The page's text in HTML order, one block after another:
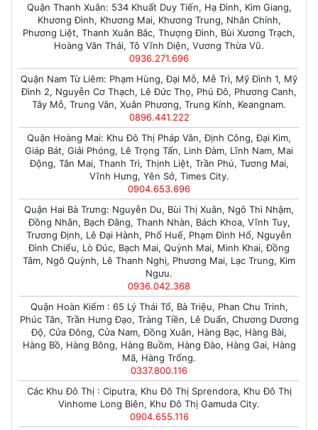
Quận Thanh Xuân: 534 Khuất Duy Tiến, Hạ Đình, Kim Giang,
Khương Đình, Khương Mai, Khương Trung, Nhân Chính,
Phương Liệt, Thanh Xuân Bắc, Thượng Đình, Bùi Xương Trạch,
Hoàng Văn Thái, Tô Vĩnh Diện, Vương Thừa Vũ.
0936.271.696
Quận Nam Từ Liêm: Phạm Hùng, Đại Mỗ, Mễ Trì, Mỹ Đình 1, Mỹ
Đình 2, Nguyễn Cơ Thạch, Lê Đức Thọ, Phú Đô, Phương Canh,
Tây Mỗ, Trung Văn, Xuân Phương, Trung Kính, Keangnam.
0896.441.222
Quận Hoàng Mai: Khu Đô Thị Pháp Vân, Định Công, Đại Kim,
Giáp Bát, Giải Phóng, Lê Trọng Tấn, Linh Đàm, Lĩnh Nam, Mai
Động, Tân Mai, Thanh Trì, Thịnh Liệt, Trần Phú, Tương Mai,
Vĩnh Hưng, Yên Sở, Times City.
0904.653.696
Quận Hai Bà Trưng: Nguyễn Du, Bùi Thị Xuân, Ngô Thì Nhậm,
Đồng Nhân, Bạch Đằng, Thanh Nhàn, Bách Khoa, Vĩnh Tuy,
Trương Định, Lê Đại Hành, Phố Huế, Phạm Đình Hổ, Nguyễn
Đình Chiểu, Lò Đúc, Bạch Mai, Quỳnh Mai, Minh Khai, Đồng
Tâm, Ngõ Quỳnh, Lê Thanh Nghị, Phương Mai, Lạc Trung, Kim
Ngưu.
0936.042.368
Quận Hoàn Kiếm : 65 Lý Thái Tổ, Bà Triệu, Phan Chu Trinh,
Phúc Tân, Trần Hưng Đạo, Tràng Tiền, Lê Duẩn, Chương Dương
Độ, Cửa Đông, Cửa Nam, Đồng Xuân, Hàng Bạc, Hàng Bài,
Hàng Bồ, Hàng Bông, Hàng Buồm, Hàng Đào, Hàng Gai, Hàng
Mã, Hàng Trống.
0337.800.116
Các Khu Đô Thị : Ciputra, Khu Đô Thị Sprendora, Khu Đô Thị
Vinhome Long Biên, Khu Đô Thị Gamuda City.
0904.655.116